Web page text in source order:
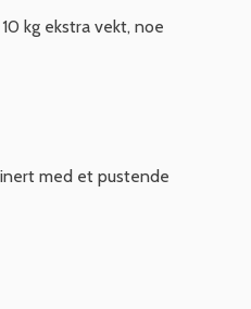
kg ekstra vekt, noe
med et pustende